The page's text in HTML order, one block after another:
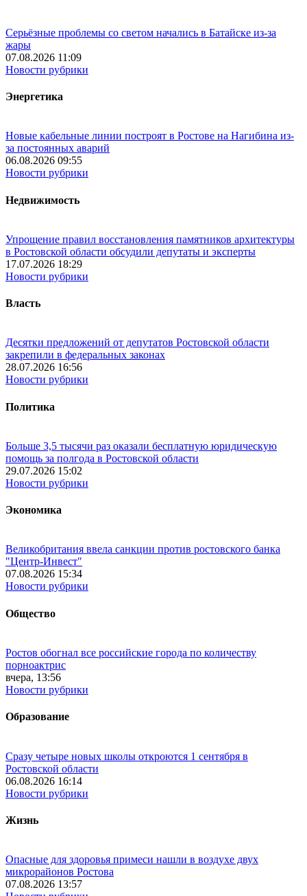
Серьёзные проблемы со светом начались в Батайске из-за
жары
07.08.2026 11:09
Новости рубрики
Энергетика
Новые кабельные линии построят в Ростове на Нагибина из-
за постоянных аварий
06.08.2026 09:55
Новости рубрики
Недвижимость
Упрощение правил восстановления памятников архитектуры
в Ростовской области обсудили депутаты и эксперты
17.07.2026 18:29
Новости рубрики
Власть
Десятки предложений от депутатов Ростовской области
закрепили в федеральных законах
28.07.2026 16:56
Новости рубрики
Политика
Больше 3,5 тысячи раз оказали бесплатную юридическую
помощь за полгода в Ростовской области
29.07.2026 15:02
Новости рубрики
Экономика
Великобритания ввела санкции против ростовского банка
"Центр-Инвест"
07.08.2026 15:34
Новости рубрики
Общество
Ростов обогнал все российские города по количеству
порноактрис
вчера, 13:56
Новости рубрики
Образование
Сразу четыре новых школы откроются 1 сентября в
Ростовской области
06.08.2026 16:14
Новости рубрики
Жизнь
Опасные для здоровья примеси нашли в воздухе двух
микрорайонов Ростова
07.08.2026 13:57